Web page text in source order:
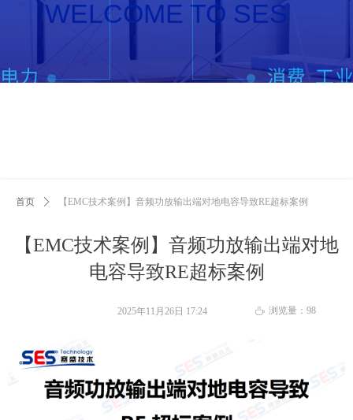
【EMC技术案例】音频功放输出端对地
电容导致RE超标案例
首页 ꄲ 【EMC技术案例】音频功放输出端对地电容导致RE超标案例
2025年11月26日 17:24 ꄘ 浏览量： 98